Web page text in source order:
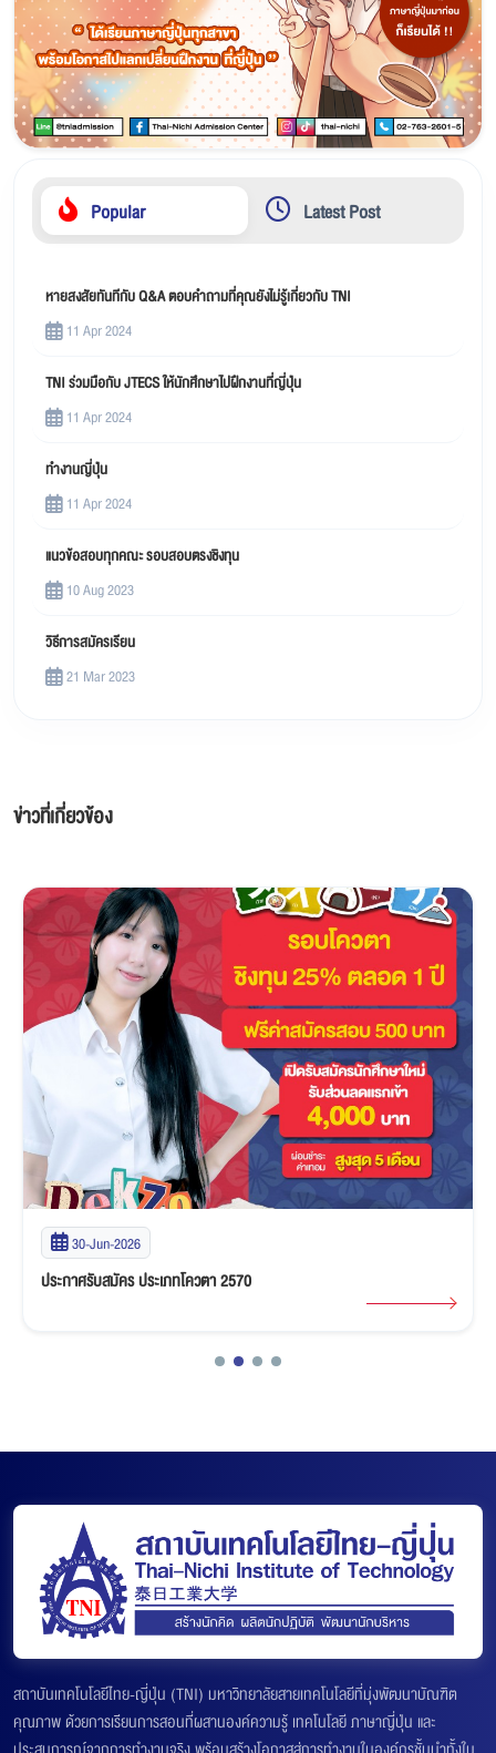
Popular Latest Post
หายสงสัยทันทีกับ Q&A ตอบคำถามที่คุณยังไม่รู้เกี่ยวกับ TNI
11 Apr 2024
TNI ร่วมมือกับ JTECS ให้นักศึกษาไปฝึกงานที่ญี่ปุ่น
11 Apr 2024
ทำงานญี่ปุ่น
11 Apr 2024
แนวข้อสอบทุกคณะ รอบสอบตรงชิงทุน
10 Aug 2023
วิธีการสมัครเรียน
21 Mar 2023
ข่าวที่เกี่ยวข้อง
30-Jun-2026
ประกาศรับสมัคร ประเภทโควตา 2570
สถาบันเทคโนโลยีไทย-ญี่ปุ่น (TNI) มหาวิทยาลัยสายเทคโนโลยีที่มุ่งพัฒนาบัณฑิต
คุณภาพ ด้วยการเรียนการสอนที่ผสานองค์ความรู้ เทคโนโลยี ภาษาญี่ปุ่น และ